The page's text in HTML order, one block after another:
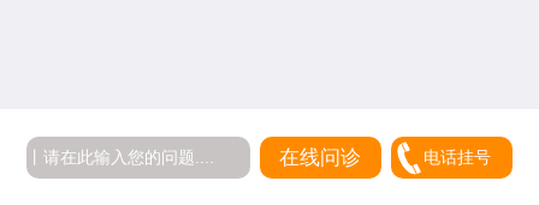
在线问诊 电话挂号